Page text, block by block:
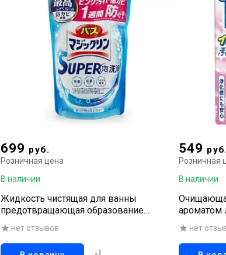
699 руб.
Розничная цена
В наличии
Жидкость чистящая для ванны
предотвращающая образование
розовой и чёрной плесени, с
антибактериальным эффектом, 300 мл
нет отзывов
549 руб.
Розничная
В наличии
ароматом
голубой
нет